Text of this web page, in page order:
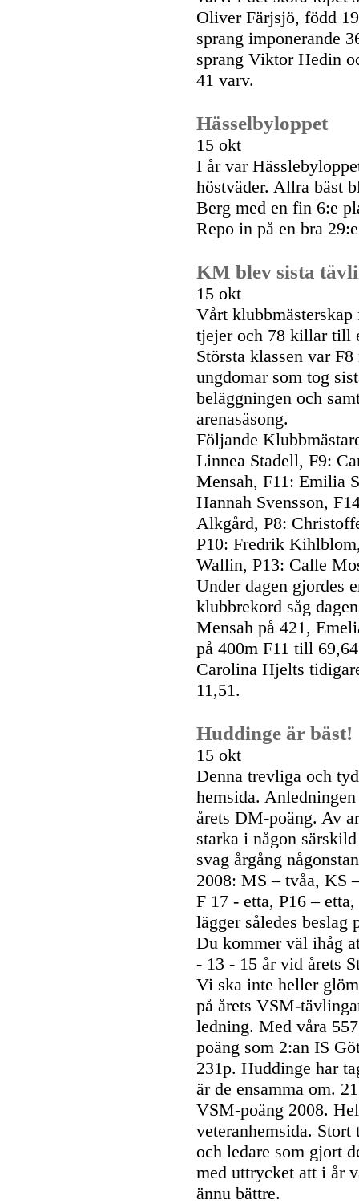
Oliver Färjsjö, född
sprang imponerande
sprang Viktor Hedin
41 varv.
Hässelbyloppet
15 okt
I år var
höstväder. Allra bäst
Berg med en fin 6:e
Repo in på en bra
KM blev sista
15 okt
Vårt klubbmästerskap
tjejer och 78 killar till
Största klassen var
ungdomar som tog
beläggningen och
arenasäsong.
Följande
Linnea Stadell, F9:
Mensah, F11: Emilia
Hannah Svensson,
Alkgård, P8:
P10: Fredrik
Wallin, P13: Calle
Under dagen gjordes
klubbrekord såg
Mensah på 421,
på 400m F11 till
Carolina Hjelts
11,51.
Huddinge är bäst!
15 okt
Denna trevliga och
hemsida.
årets DM-poäng. Av
starka i någon
svag årgång
2008: MS – tvåa, KS
F 17 - etta, P16 –
lägger således
Du kommer väl ihåg
- 13 - 15 år vid årets
Vi ska inte heller
på årets VSM-
ledning. Med våra
poäng som 2:an IS
231p. Huddinge har
är de ensamma om.
VSM-poäng 2008.
veteranhemsida.
och ledare som gjort
med uttrycket att i år
ännu bättre.